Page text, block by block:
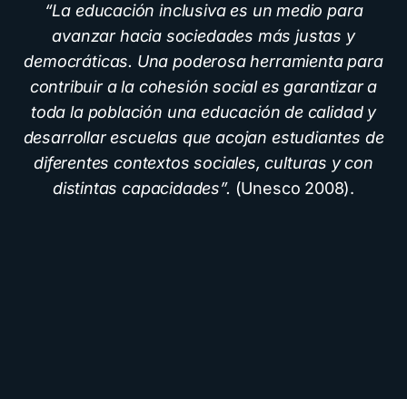
“La educación inclusiva es un medio para
avanzar hacia sociedades más justas y
democráticas. Una poderosa herramienta para
contribuir a la cohesión social es garantizar a
toda la población una educación de calidad y
desarrollar escuelas que acojan estudiantes de
diferentes contextos sociales, culturas y con
distintas capacidades”. (Unesco 2008).